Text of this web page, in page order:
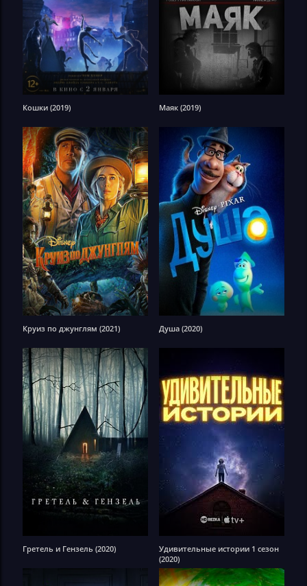
Кошки (2019) Маяк (2019)
Круиз по джунглям (2021) Душа (2020)
Гретель и Гензель (2020)
Удивительные истории 1 сезон
(2020)